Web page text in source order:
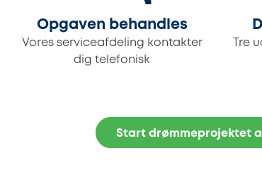
Opgaven behandles
Vores serviceafdeling kontakter
dig telefonisk
Tre
Start drømmeprojektet